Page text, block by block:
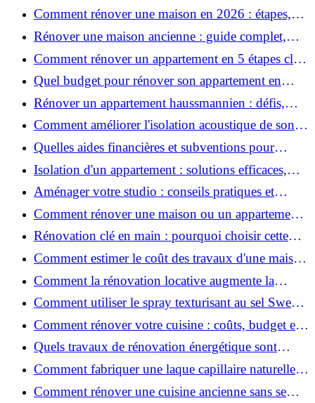
Comment rénover une maison en 2026 : étapes,
coûts et conseils ?
Rénover une maison ancienne : guide complet,
étapes, budget et astuces
Comment rénover un appartement en 5 étapes clés
?
Quel budget pour rénover son appartement en
2026 ?
Rénover un appartement haussmannien : défis,
conseils pratiques et estimation des prix
Comment améliorer l'isolation acoustique de son
appartement ?
Quelles aides financières et subventions pour
rénover votre appartement en 2026 ?
Isolation d'un appartement : solutions efficaces,
prix et conseils
Aménager votre studio : conseils pratiques et
erreurs à éviter
Comment rénover une maison ou un appartement
avec 50 000 € : budget, étapes et astuces ?
Rénovation clé en main : pourquoi choisir cette
solution et à quoi faire attention ?
Comment estimer le coût des travaux d'une maison
?
Comment la rénovation locative augmente la
rentabilité de votre parc immobilier ?
Comment utiliser le spray texturisant au sel Sweet
Salt pour des cheveux effet plage ?
Comment rénover votre cuisine : coûts, budget et
astuces bois ?
Quels travaux de rénovation énergétique sont
éligibles à MaPrimeRénov' ?
Comment fabriquer une laque capillaire naturelle
maison ?
Comment rénover une cuisine ancienne sans se